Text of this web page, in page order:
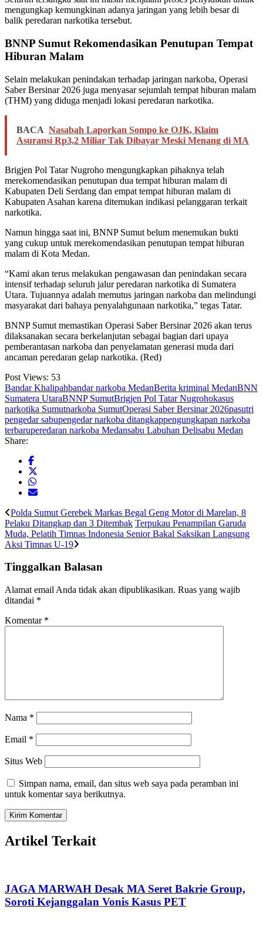
mengungkap kemungkinan adanya jaringan yang lebih besar di
balik peredaran narkotika tersebut.
BNNP Sumut Rekomendasikan Penutupan Tempat
Hiburan Malam
Selain melakukan penindakan terhadap jaringan narkoba, Operasi
Saber Bersinar 2026 juga menyasar sejumlah tempat hiburan malam
(THM) yang diduga menjadi lokasi peredaran narkotika.
BACA Nasabah Laporkan Sompo ke OJK, Klaim
Asuransi Rp3,2 Miliar Tak Dibayar Meski Menang di MA
Brigjen Pol Tatar Nugroho mengungkapkan pihaknya telah
merekomendasikan penutupan dua tempat hiburan malam di
Kabupaten Deli Serdang dan empat tempat hiburan malam di
Kabupaten Asahan karena ditemukan indikasi pelanggaran terkait
narkotika.
Namun hingga saat ini, BNNP Sumut belum menemukan bukti
yang cukup untuk merekomendasikan penutupan tempat hiburan
malam di Kota Medan.
“Kami akan terus melakukan pengawasan dan penindakan secara
intensif terhadap seluruh jalur peredaran narkotika di Sumatera
Utara. Tujuannya adalah memutus jaringan narkoba dan melindungi
masyarakat dari bahaya penyalahgunaan narkotika,” tegas Tatar.
BNNP Sumut memastikan Operasi Saber Bersinar 2026 akan terus
dilaksanakan secara berkelanjutan sebagai bagian dari upaya
pemberantasan narkoba dan penyelamatan generasi muda dari
ancaman peredaran gelap narkotika. (Red)
Post Views: 53
Bandar Khalipahbandar narkoba MedanBerita kriminal MedanBNN
Sumatera UtaraBNNP SumutBrigjen Pol Tatar Nugrohokasus
narkotika Sumutnarkoba SumutOperasi Saber Bersinar 2026pasutri
pengedar sabupengedar narkoba ditangkappengungkapan narkoba
terbaruperedaran narkoba Medansabu Labuhan Delisabu Medan
Share:
Polda Sumut Gerebek Markas Begal Geng Motor di Marelan, 8
Pelaku Ditangkap dan 3 Ditembak Terpukau Penampilan Garuda
Muda, Pelatih Timnas Indonesia Senior Bakal Saksikan Langsung
Aksi Timnas U-19
Tinggalkan Balasan
Alamat email Anda tidak akan dipublikasikan. Ruas yang wajib
ditandai *
Komentar *
Nama *
Email *
Situs Web
Simpan nama, email, dan situs web saya pada peramban ini
untuk komentar saya berikutnya.
Artikel Terkait
JAGA MARWAH Desak MA Seret Bakrie Group,
Soroti Kejanggalan Vonis Kasus PET